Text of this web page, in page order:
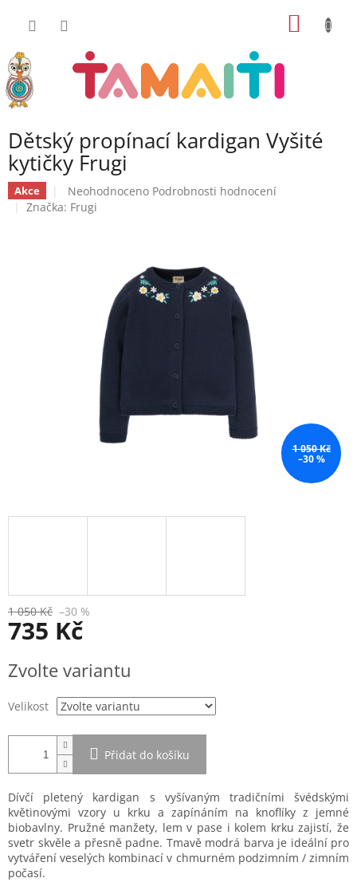
Dětský propínací kardigan Vyšité
kytičky Frugi
Akce
Průměrné
hodnocení
hvězdiček.
Neohodnoceno Podrobnosti hodnocení
Značka: Frugi
1 050 Kč
–30 %
1 050 Kč –30 %
735 Kč
cena:
Zvolte variantu
Velikost
Přidat do košíku
Dívčí pletený kardigan s vyšívaným tradičními švédskými
květinovými vzory u krku a zapínáním na knoflíky z jemné
biobavlny. Pružné manžety, lem v pase i kolem krku zajistí, že
svetr skvěle a přesně padne. Tmavě modrá barva je ideální pro
vytváření veselých kombinací v chmurném podzimním / zimním
počasí.